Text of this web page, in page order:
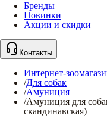
Бренды
Новинки
Акции и скидки
Контакты
Интернет-
/Для собак
/Амуниция
/Амуниция для
скандинавская)